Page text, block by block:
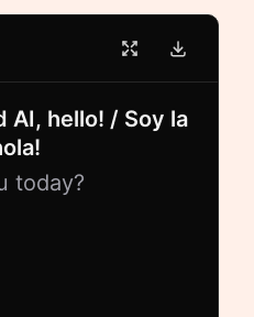
AI, hello! / Soy la
today?